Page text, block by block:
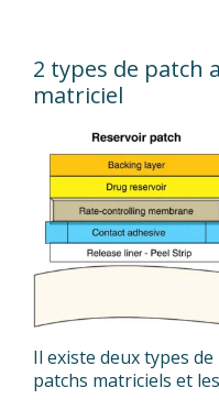
2 types de patch
matriciel
Il existe deux types
patchs matriciels et